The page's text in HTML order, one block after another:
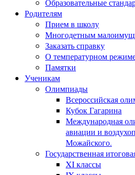
Образовательные
Родителям
Прием в школу
Многодетным
Заказать справку
О температурном
Памятки
Ученикам
Олимпиады
Всероссийская
Кубок Гагарина
Международная
авиации и
Можайского.
Государственная
XI классы